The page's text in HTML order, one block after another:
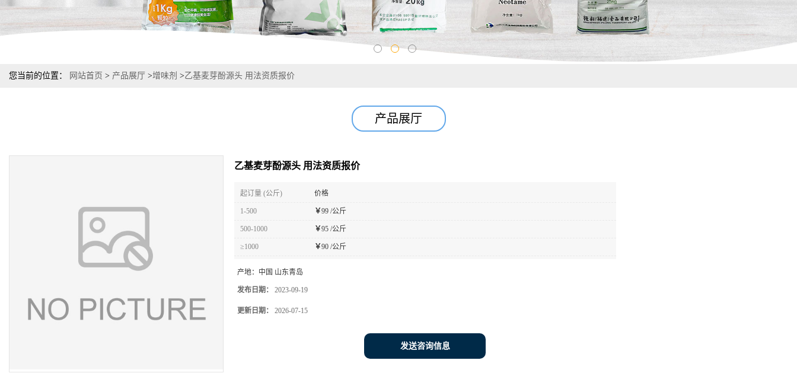
您当前的位置： 网站首页 > 产品展厅 >增味剂 >乙基麦芽酚源头 用法资质报价
产品展厅
乙基麦芽酚源头 用法资质报价
起订量 (公斤) 价格
1-500 ￥99 /公斤
500-1000 ￥95 /公斤
≥1000 ￥90 /公斤
产地： 中国 山东青岛
发布日期： 2023-09-19
更新日期： 2026-07-15
发送咨询信息